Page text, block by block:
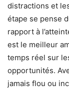
distractions et
étape se pense
rapport à
est le meilleur
temps réel sur
opportunités.
jamais flou ou